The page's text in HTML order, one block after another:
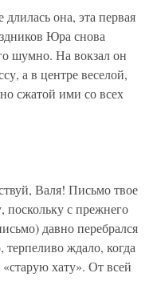
она, эта первая
Юра снова
шумно. На вокзал он
а в центре веселой,
сжатой ими со всех
Валя! Письмо твое
поскольку с прежнего
давно перебрался
ждало, когда
хату». От всей